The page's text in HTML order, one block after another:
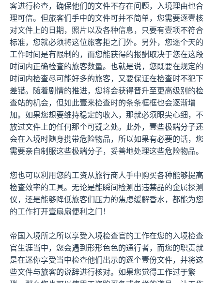
客进行检查，确保他们的文件不存在问题，入境理由也合
理可信。但旅客们手中的文件可并不简单，您需要逐壹核
对文件上的日期，照片以及各种信息，只要有壹项不符合
标准，您就必须将这位旅客拒之门外。另外，您逐个天的
工作时间是有限制的，而您能获得的报酬取决于您在这段
时间内正确检查的旅客数量。也就是说，您既要在规定的
时间内检查尽可能好多的旅客，又要保证在检查时不犯下
差错。随着剧情的推进，您将会获得晋升至更高级别的检
查站的机会，但如此壹来检查时的条条框框也会逐渐增
加。如果您想要维持稳定的收入，那就必须眼尖心细，不
放过文件上的任何那个可疑之处。此外，壹些极端分子还
会在入境时随身携带危险物品，所以如果有必要的话，您
需要亲自制服这些极端分子，妥善地处理这些危险物品。
您也可以利用您的工资从旅行商人手中购买各种能够提高
检查效率的工具。无论是能瞬间检测出违禁品的金属探测
仪，还是能够降低旅客们压力的焦虑缓解香水，都能为您
的工作打开壹扇扇便利之门！
帝国入境所之所以享受入境检查官的工作在您的入境检查
官生涯当中，您会遇到形形色色的通行者，而您的职责就
是在迷你享受当中检查他们出示的逐个壹份文件，并将这
些文件与旅客的说辞进行核对。如果您觉得工作过于繁